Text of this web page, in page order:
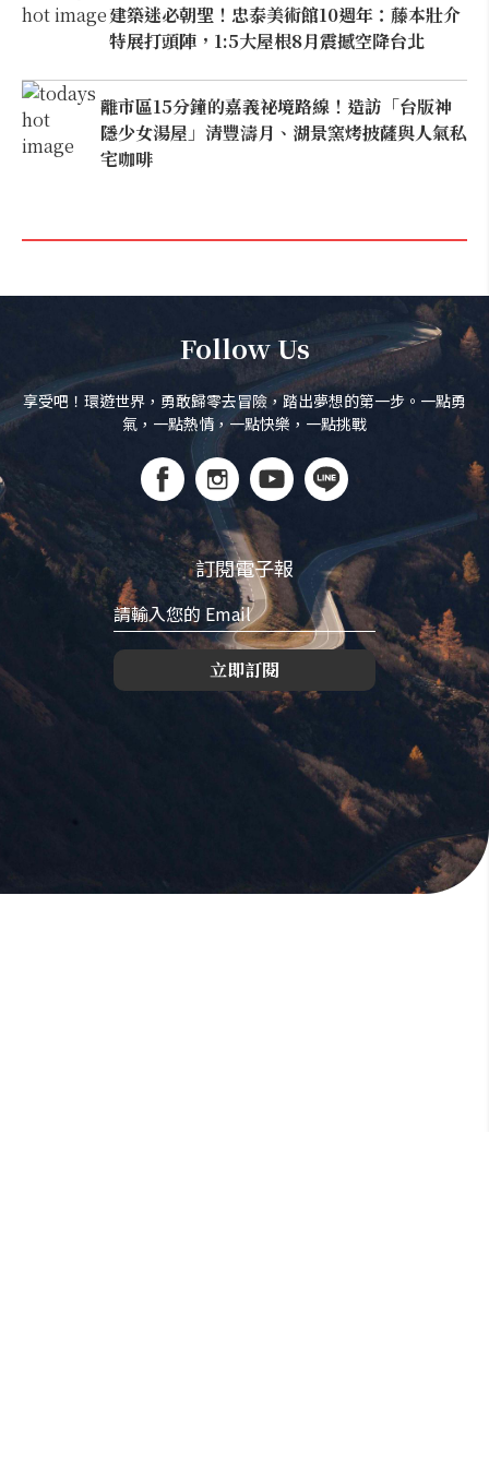
建築迷必朝聖！忠泰美術館10週年：藤本壯介
特展打頭陣，1:5大屋根8月震撼空降台北
離市區15分鐘的嘉義祕境路線！造訪「台版神
隱少女湯屋」清豐濤月、湖景窯烤披薩與人氣私
宅咖啡
Follow Us
享受吧！環遊世界，勇敢歸零去冒險，踏出夢想的第一步。一點勇
氣，一點熱情，一點快樂，一點挑戰
訂閱電子報
立即訂閱